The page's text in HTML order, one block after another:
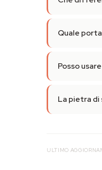
Quale
Posso
La pietra di
ULTIMO